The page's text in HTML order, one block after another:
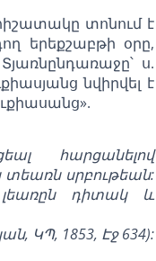
տոնում է
երեքշաբթի օրը,
ս.
նվիրվել է
հարցանելով
տեառն սրբութեան:
դիտակ և
ԿՊ, 1853, Էջ 634):